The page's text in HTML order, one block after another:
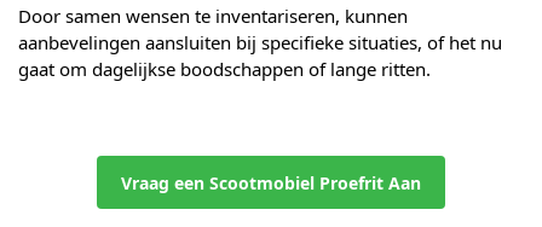
Door samen wensen te inventariseren, kunnen
aanbevelingen aansluiten bij specifieke situaties, of het nu
gaat om dagelijkse boodschappen of lange ritten.
Vraag een Scootmobiel Proefrit Aan